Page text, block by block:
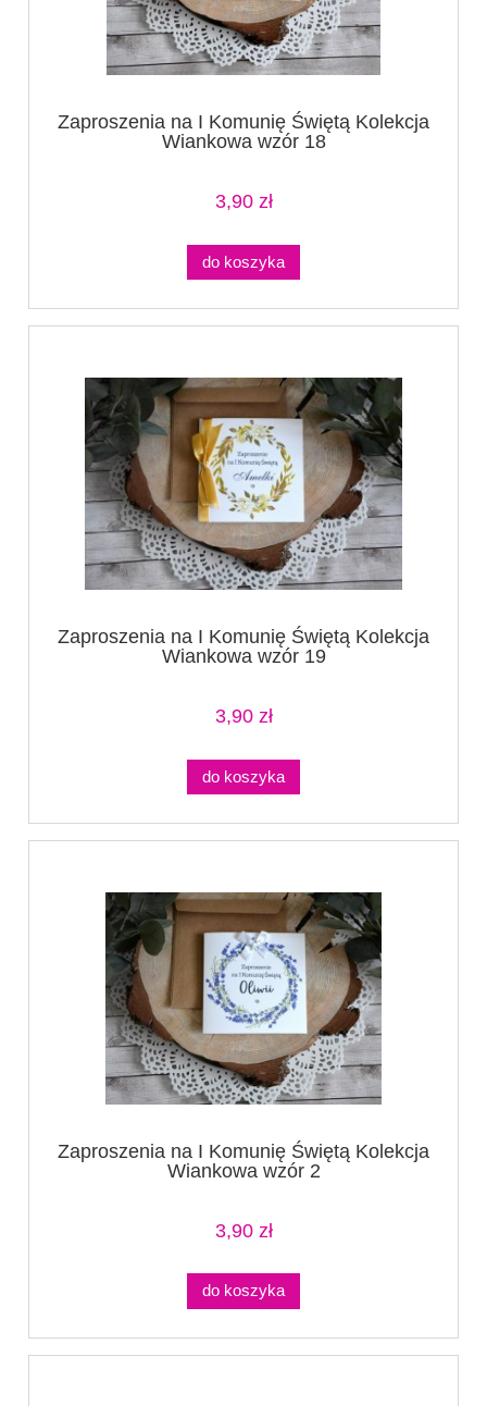
Zaproszenia na I Komunię Świętą Kolekcja
Wiankowa wzór 18
3,90 zł
do koszyka
Zaproszenia na I Komunię Świętą Kolekcja
Wiankowa wzór 19
3,90 zł
do koszyka
Zaproszenia na I Komunię Świętą Kolekcja
Wiankowa wzór 2
3,90 zł
do koszyka